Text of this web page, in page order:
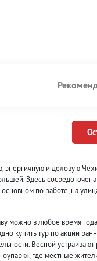
энергичную и деловую
Здесь
по работе, на
можно в любое время
купить тур по акции
Весной
где местные